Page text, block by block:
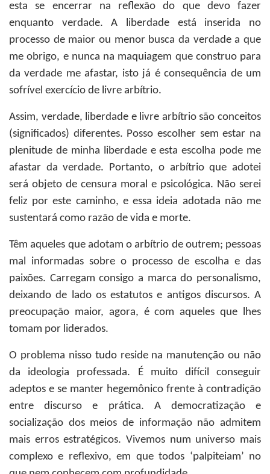
esta se encerrar na reflexão do que devo fazer
enquanto verdade. A liberdade está inserida no
processo de maior ou menor busca da verdade a que
me obrigo, e nunca na maquiagem que construo para
da verdade me afastar, isto já é consequência de um
sofrível exercício de livre arbítrio.
Assim, verdade, liberdade e livre arbítrio são conceitos
(significados) diferentes. Posso escolher sem estar na
plenitude de minha liberdade e esta escolha pode me
afastar da verdade. Portanto, o arbítrio que adotei
será objeto de censura moral e psicológica. Não serei
feliz por este caminho, e essa ideia adotada não me
sustentará como razão de vida e morte.
Têm aqueles que adotam o arbítrio de outrem; pessoas
mal informadas sobre o processo de escolha e das
paixões. Carregam consigo a marca do personalismo,
deixando de lado os estatutos e antigos discursos. A
preocupação maior, agora, é com aqueles que lhes
tomam por liderados.
O problema nisso tudo reside na manutenção ou não
da ideologia professada. É muito difícil conseguir
adeptos e se manter hegemônico frente à contradição
entre discurso e prática. A democratização e
socialização dos meios de informação não admitem
mais erros estratégicos. Vivemos num universo mais
complexo e reflexivo, em que todos ‘palpiteiam’ no